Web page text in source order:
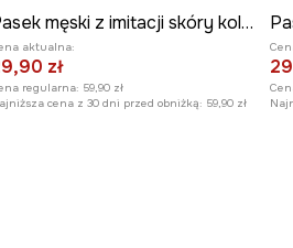
Pasek męski z imitacji skóry kolor czarny
aktualna:
zł
regularna: 59,90 zł
cena z 30 dni przed obniżką: 59,90 zł